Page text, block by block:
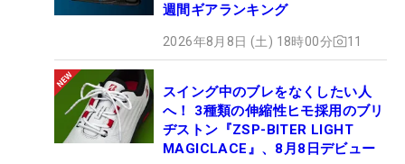
週間ギアランキング
2026年8月8日 (土) 18時00分 11
スイング中のブレをなくしたい人
へ！ 3種類の伸縮性ヒモ採用のブリ
ヂストン『ZSP-BITER LIGHT
MAGICLACE』、8月8日デビュー